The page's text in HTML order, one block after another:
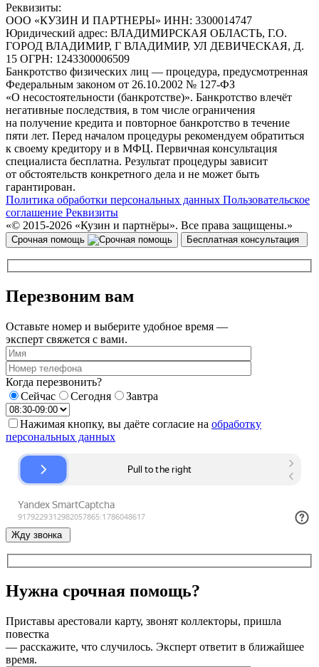
Реквизиты:
ООО «КУЗИН И ПАРТНЕРЫ» ИНН: 3300014747
Юридический адрес: ВЛАДИМИРСКАЯ ОБЛАСТЬ, Г.О.
ГОРОД ВЛАДИМИР, Г ВЛАДИМИР, УЛ ДЕВИЧЕСКАЯ, Д.
15 ОГРН: 1243300006509
Банкротство физических лиц — процедура, предусмотренная
Федеральным законом от 26.10.2002 № 127-ФЗ
«О несостоятельности (банкротстве)». Банкротство влечёт
негативные последствия, в том числе ограничения
на получение кредита и повторное банкротство в течение
пяти лет. Перед началом процедуры рекомендуем обратиться
к своему кредитору и в МФЦ. Первичная консультация
специалиста бесплатна. Результат процедуры зависит
от обстоятельств конкретного дела и не может быть
гарантирован.
Политика обработки персональных данных Пользовательское
соглашение Реквизиты
«© 2015-2026 «Кузин и партнёры». Все права защищены.»
Срочная помощь Бесплатная консультация
Перезвоним вам
Оставьте номер и выберите удобное время —
эксперт свяжется с вами.
Когда перезвонить?
Сейчас
Сегодня Завтра
Нажимая кнопку, вы даёте согласие на обработку
персональных данных
Жду звонка
Нужна срочная помощь?
Приставы арестовали карту, звонят коллекторы, пришла
повестка
— расскажите, что случилось. Эксперт ответит в ближайшее
время.